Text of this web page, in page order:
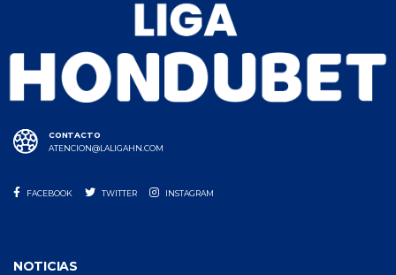
CONTACTO
ATENCION@LALIGAHN.COM
FACEBOOK TWITTER INSTAGRAM
NOTICIAS